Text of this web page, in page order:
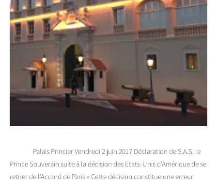
Palais Princier Vendredi 2 juin 2017 Déclaration de S.A.S. le
Prince Souverain suite à la décision des Etats-Unis d’Amérique de se
retirer de l’Accord de Paris « Cette décision constitue une erreur